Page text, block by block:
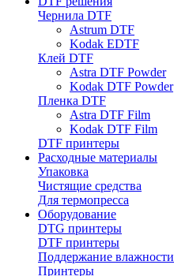
Чернила DTF
Astrum DTF
Kodak EDTF
Клей DTF
Astra DTF Powder
Kodak DTF Powder
Пленка DTF
Astra DTF Film
Kodak DTF Film
DTF принтеры
Расходные материалы
Упаковка
Чистящие средства
Для термопресса
Оборудование
DTG принтеры
DTF принтеры
Поддержание влажности
Принтеры